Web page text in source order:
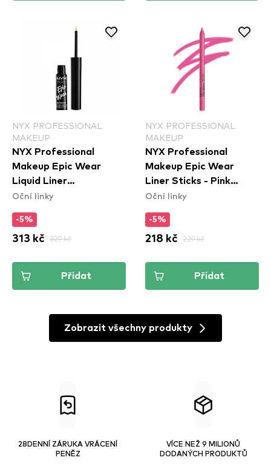
NYX PROFESSIONAL
MAKEUP
NYX Professional
Makeup Epic Wear
Liquid Liner
Waterproof - Yellow
Oční linky
-5%
313 kč 329 kč
Přidat
NYX PROFESSIONAL
MAKEUP
NYX Professional
Makeup Epic Wear
Liner Sticks - Pink
Spirit
Oční linky
-5%
218 kč 229 kč
Přidat
Zobrazit všechny produkty
28DENNÍ ZÁRUKA VRÁCENÍ
PENĚZ
VÍCE NEŽ 9 MILIONŮ
DODANÝCH PRODUKTŮ